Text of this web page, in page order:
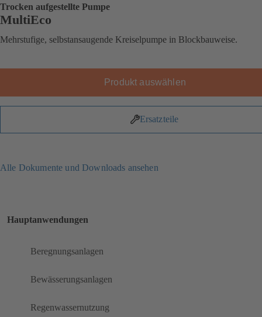
Trocken aufgestellte Pumpe
MultiEco
Mehrstufige, selbstansaugende Kreiselpumpe in Blockbauweise.
Produkt auswählen
Ersatzteile
Alle Dokumente und Downloads ansehen
Hauptanwendungen
Beregnungsanlagen
Bewässerungsanlagen
Regenwassernutzung